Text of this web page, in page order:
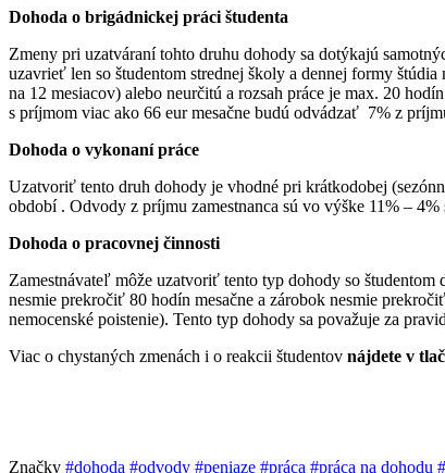
Dohoda o brigádnickej práci študenta
Zmeny pri uzatváraní tohto druhu dohody sa dotýkajú
uzavrieť len so študentom strednej školy a dennej formy
na 12 mesiacov) alebo neurčitú a rozsah práce je max. 20
s príjmom viac ako 66 eur mesačne budú odvádzať 7% z
Dohoda o vykonaní práce
Uzatvoriť tento druh dohody je vhodné pri krátkodobej
období . Odvody z príjmu zamestnanca sú vo výške 11% –
Dohoda o pracovnej činnosti
Zamestnávateľ môže uzatvoriť tento typ dohody so
nesmie prekročiť 80 hodín mesačne a zárobok nesmie
nemocenské poistenie). Tento typ dohody sa považuje za
Viac o chystaných zmenách i o reakcii študentov nájdete v
Značky #dohoda #odvody #peniaze #práca #práca na dohodu